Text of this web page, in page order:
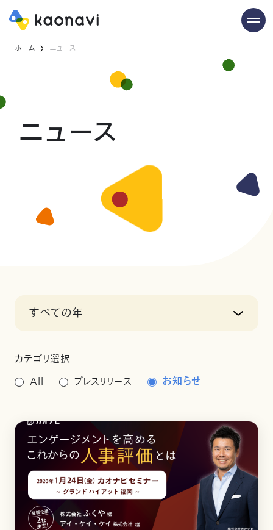
ホーム ニュース
ニュース
すべての年
カテゴリ選択
All
プレスリリース お知らせ